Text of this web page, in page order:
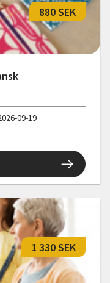
880 SEK
09-19
1 330 SEK